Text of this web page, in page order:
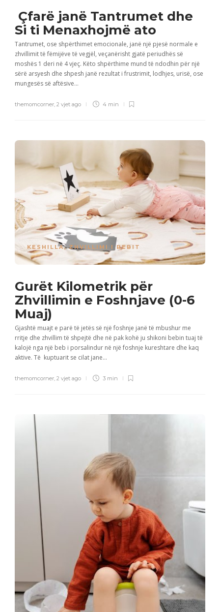
Çfarë janë Tantrumet dhe
Si ti Menaxhojmë ato
Tantrumet, ose shpërthimet emocionale, janë një pjesë normale e
zhvillimit të fëmijëve të vegjël, veçanërisht gjatë periudhës së
moshës 1 deri në 4 vjeç. Këto shpërthime mund të ndodhin për një
sërë arsyesh dhe shpesh janë rezultat i frustrimit, lodhjes, urisë, ose
mungesës së aftësive...
themomcorner, 2 vjet ago 4 min
KESHILLA,ZHVILLIMI I BEBIT
Gurët Kilometrik për
Zhvillimin e Foshnjave (0-6
Muaj)
Gjashtë muajt e parë të jetës së një foshnje janë të mbushur me
rritje dhe zhvillim të shpejtë dhe në pak kohë ju shikoni bebin tuaj të
kalojë nga një beb i porsalindur në një foshnje kureshtare dhe kaq
aktive. Të kuptuarit se cilat jane...
themomcorner 2 vjet ago 3 min